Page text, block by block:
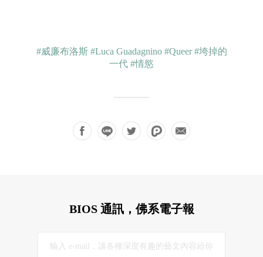
#威廉布洛斯 #Luca Guadagnino #Queer #垮掉的
一代 #情慾
BIOS 通訊，佛系電子報